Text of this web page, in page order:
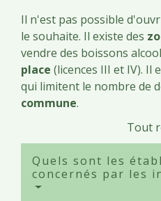
Il n'est pas possible
le souhaite. Il existe des
vendre des boissons
place (licences III et IV). Il
qui limitent le nombre de
commune.
Tout
Quels sont les
concernés par les